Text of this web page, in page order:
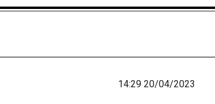
14:29 20/04/2023